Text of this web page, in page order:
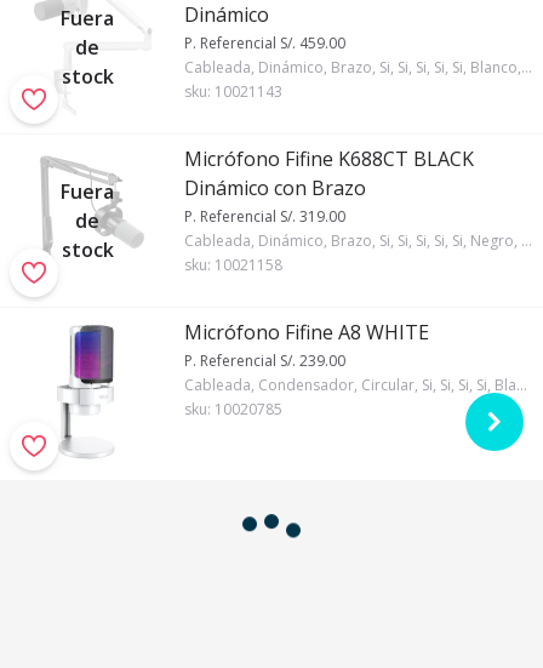
Fuera
de
stock
Dinámico
P. Referencial S/. 459.00
Cableada, Dinámico, Brazo, Si, Si, Si, Si, Si, Blanco, 5/8, Si, 1, Fifine
sku: 10021143
Fuera
de
stock
Micrófono Fifine K688CT BLACK
Dinámico con Brazo
P. Referencial S/. 319.00
Cableada, Dinámico, Brazo, Si, Si, Si, Si, Si, Negro, 3/8, Si, 1, Fifine
sku: 10021158
Micrófono Fifine A8 WHITE
P. Referencial S/. 239.00
Cableada, Condensador, Circular, Si, Si, Si, Si, Blanco, 5/8, Si, 1, Fifine, RGB
sku: 10020785